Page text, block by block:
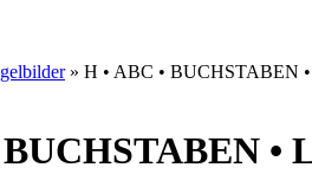
» H • ABC • BUCHSTABEN
BUCHSTABEN